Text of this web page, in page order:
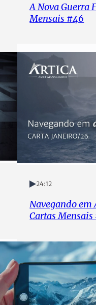
A Nova Guerra
Mensais #46
24:12
Navegando em
Cartas